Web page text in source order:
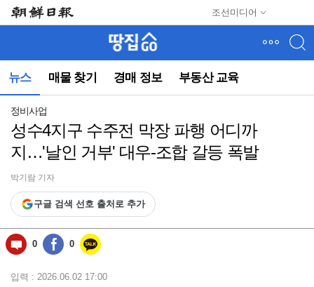
조선미디어
뉴스 매물 찾기 경매 정보 부동산 교육
뉴
(컨
동)
정비사업
성수4지구 수주전 막장 파행 어디까
지…'날인 거부' 대우-조합 갈등 폭발
박기람 기자
구글 검색 선호 출처로 추가
0 0
입력 : 2026.06.02 17:00